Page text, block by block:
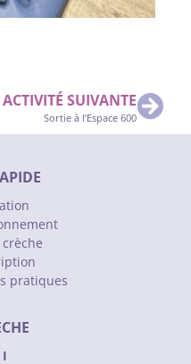
ACTIVITÉ SUIVANTE
Sortie à l’Espace 600
pratiques
I